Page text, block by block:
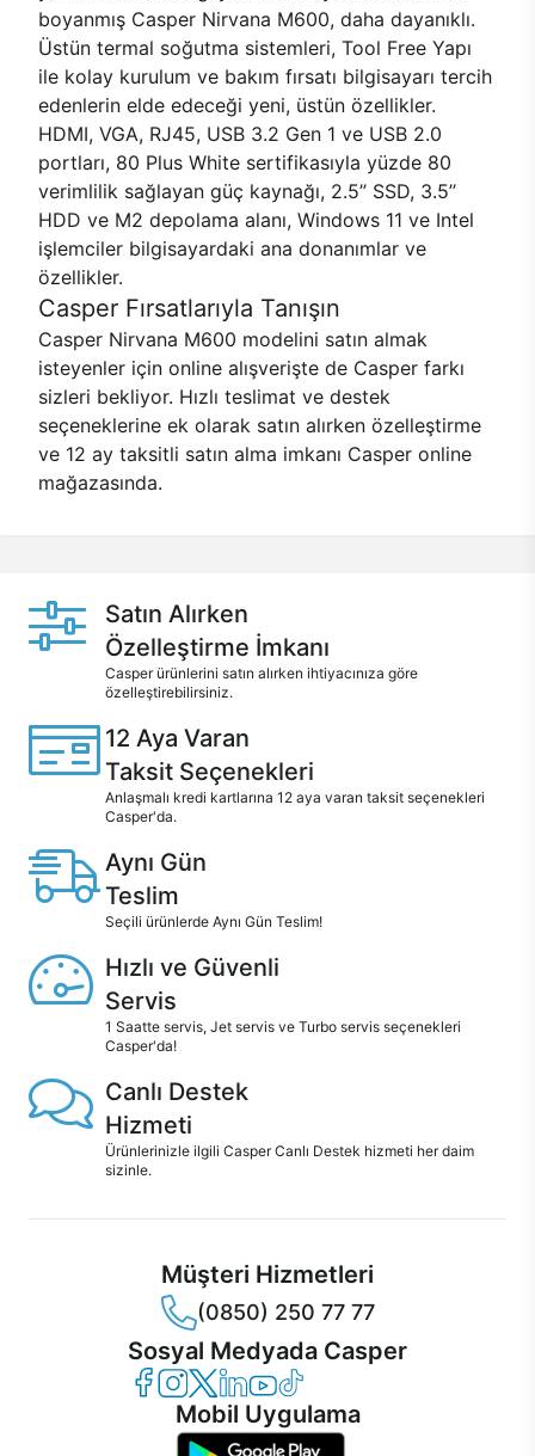
boyanmış Casper Nirvana M600, daha dayanıklı.
Üstün termal soğutma sistemleri, Tool Free Yapı
ile kolay kurulum ve bakım fırsatı bilgisayarı tercih
edenlerin elde edeceği yeni, üstün özellikler.
HDMI, VGA, RJ45, USB 3.2 Gen 1 ve USB 2.0
portları, 80 Plus White sertifikasıyla yüzde 80
verimlilik sağlayan güç kaynağı, 2.5’’ SSD, 3.5’’
HDD ve M2 depolama alanı, Windows 11 ve Intel
işlemciler bilgisayardaki ana donanımlar ve
özellikler.
Casper Fırsatlarıyla Tanışın
Casper Nirvana M600 modelini satın almak
isteyenler için online alışverişte de Casper farkı
sizleri bekliyor. Hızlı teslimat ve destek
seçeneklerine ek olarak satın alırken özelleştirme
ve 12 ay taksitli satın alma imkanı Casper online
mağazasında.
Satın Alırken
Özelleştirme İmkanı
Casper ürünlerini satın alırken ihtiyacınıza göre
özelleştirebilirsiniz.
12 Aya Varan
Taksit Seçenekleri
Anlaşmalı kredi kartlarına 12 aya varan taksit seçenekleri
Casper'da.
Aynı Gün
Teslim
Seçili ürünlerde Aynı Gün Teslim!
Hızlı ve Güvenli
Servis
1 Saatte servis, Jet servis ve Turbo servis seçenekleri
Casper'da!
Canlı Destek
Hizmeti
Ürünlerinizle ilgili Casper Canlı Destek hizmeti her daim
sizinle.
Müşteri Hizmetleri
(0850) 250 77 77
Sosyal Medyada Casper
Casper Facebook
Casper Instagram
Casper Twitter
Casper LinkedIn
Casper YouTube
Casper TikTok
Mobil Uygulama